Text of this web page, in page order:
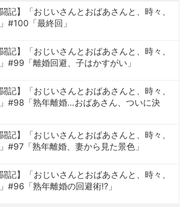
闘記】「おじいさんとおばあさんと、時々、
#100「最終回」
闘記】「おじいさんとおばあさんと、時々、
#99「離婚回避、子はかすがい」
闘記】「おじいさんとおばあさんと、時々、
#98「熟年離婚…おばあさん、ついに決
闘記】「おじいさんとおばあさんと、時々、
#97「熟年離婚、妻から見た景色」
闘記】「おじいさんとおばあさんと、時々、
#96「熟年離婚の回避術!?」